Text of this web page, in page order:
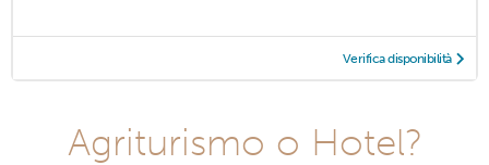
Verifica disponibilità
Agriturismo o Hotel?